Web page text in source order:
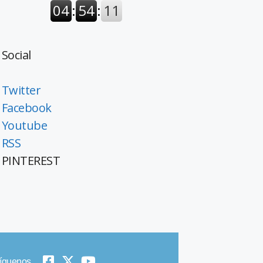
Social
Twitter
Facebook
Youtube
RSS
PINTEREST